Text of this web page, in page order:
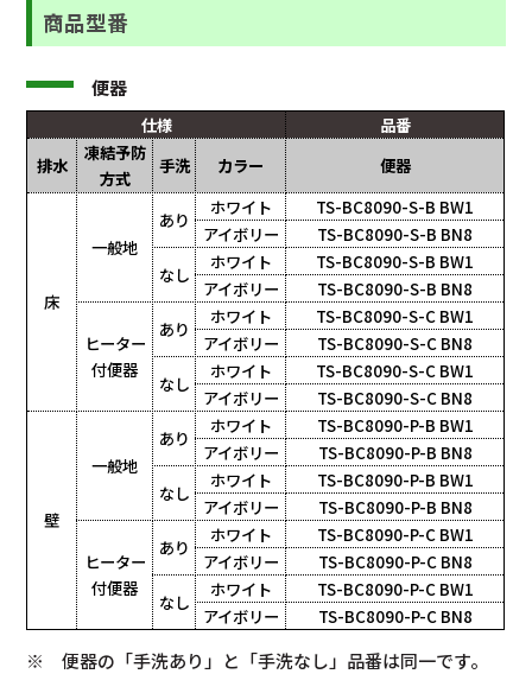
商品型番
便器
仕様
品番
排水
凍結予防
方式
手洗 カラー 便器
床
一般地
あり
ホワイト
TS-BC8090-S-B BW1
アイボリー
TS-BC8090-S-B BN8
なし
ホワイト
TS-BC8090-S-B BW1
アイボリー
TS-BC8090-S-B BN8
ヒーター
付便器
あり
ホワイト
TS-BC8090-S-C BW1
アイボリー
TS-BC8090-S-C BN8
なし
ホワイト
TS-BC8090-S-C BW1
アイボリー
TS-BC8090-S-C BN8
壁
一般地
あり
ホワイト
TS-BC8090-P-B BW1
アイボリー
TS-BC8090-P-B BN8
なし
ホワイト
TS-BC8090-P-B BW1
アイボリー
TS-BC8090-P-B BN8
ヒーター
付便器
あり
ホワイト
TS-BC8090-P-C BW1
アイボリー
TS-BC8090-P-C BN8
なし
ホワイト
TS-BC8090-P-C BW1
アイボリー
TS-BC8090-P-C BN8
※ 便器の「手洗あり」と「手洗なし」品番は同一です。